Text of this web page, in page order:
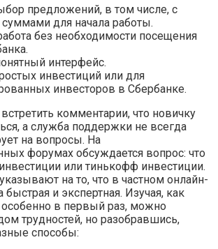
предложений, в том числе, с
для начала работы.
без необходимости посещения
интерфейс.
инвестиций или для
инвесторов в Сбербанке.
комментарии, что новичку
а служба поддержки не всегда
на вопросы. На
форумах обсуждается вопрос: что
или тинькофф инвестиции.
на то, что в частном онлайн-
и экспертная. Изучая, как
в первый раз, можно
трудностей, но разобравшись,
способы: